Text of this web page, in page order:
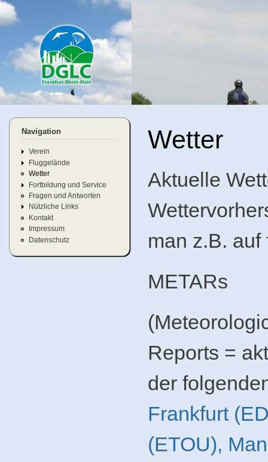
Wetter
Aktuelle
man z.B.
METARs
Reports =
der
Frankfurt
(ETOU),
Navigation
Verein
Fluggelände
Wetter
Fortbildung und Service
Fragen und Antworten
Nützliche Links
Kontakt
Impressum
Datenschutz